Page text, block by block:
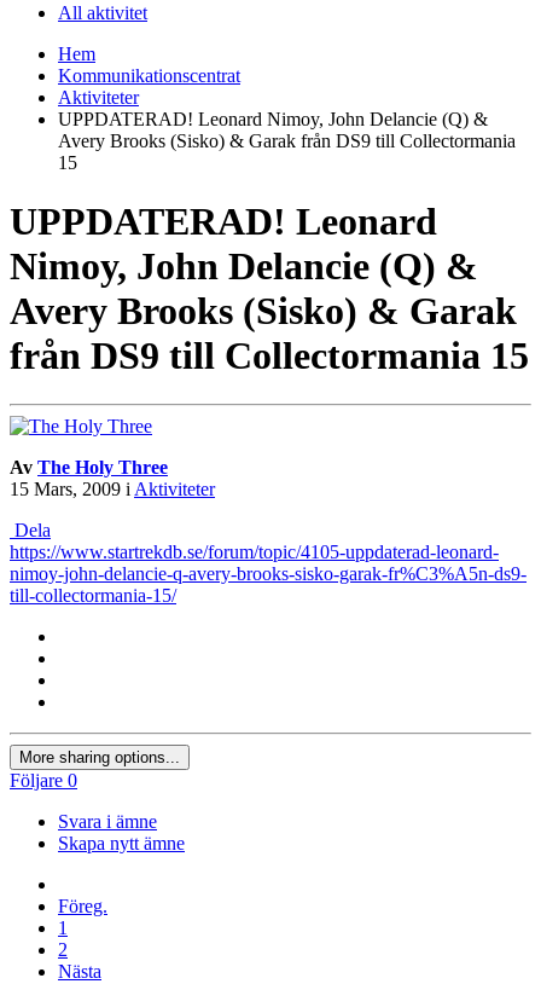
All aktivitet
Hem
Kommunikationscentrat
Aktiviteter
UPPDATERAD! Leonard Nimoy, John Delancie (Q) &
Avery Brooks (Sisko) & Garak från DS9 till Collectormania
15
UPPDATERAD! Leonard
Nimoy, John Delancie (Q) &
Avery Brooks (Sisko) & Garak
från DS9 till Collectormania 15
Av The Holy Three
15 Mars, 2009 iAktiviteter
Dela
https://www.startrekdb.se/forum/topic/4105-uppdaterad-leonard-
nimoy-john-delancie-q-avery-brooks-sisko-garak-fr%C3%A5n-ds9-
till-collectormania-15/
More sharing options...
Följare 0
Svara i ämne
Skapa nytt ämne
Föreg.
1
2
Nästa